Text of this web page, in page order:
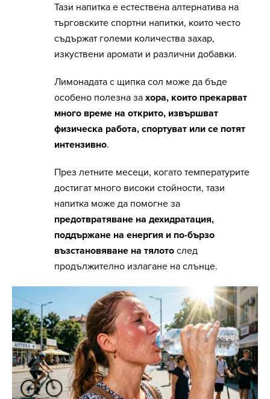
Тази напитка е естествена алтернатива на
търговските спортни напитки, които често
съдържат големи количества захар,
изкуствени аромати и различни добавки.
Лимонадата с щипка сол може да бъде
особено полезна за хора, които прекарват
много време на открито, извършват
физическа работа, спортуват или се потят
интензивно.
През летните месеци, когато температурите
достигат много високи стойности, тази
напитка може да помогне за
предотвратяване на дехидратация,
поддържане на енергия и по-бързо
възстановяване на тялото след
продължително излагане на слънце.